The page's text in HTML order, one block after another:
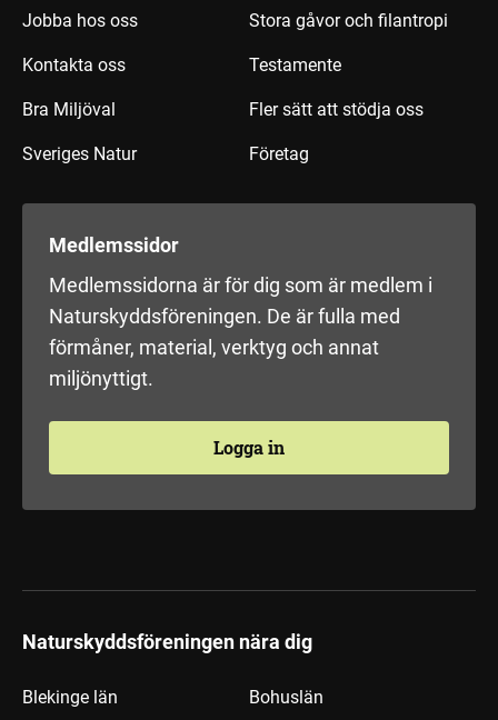
Jobba hos oss
Kontakta oss
Bra Miljöval
Sveriges Natur
Stora gåvor och filantropi
Testamente
Fler sätt att stödja oss
Företag
Medlemssidor
Medlemssidorna är för dig som är medlem i
Naturskyddsföreningen. De är fulla med
förmåner, material, verktyg och annat
miljönyttigt.
Logga in
Naturskyddsföreningen nära dig
Blekinge län Bohuslän